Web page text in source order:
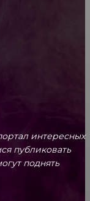
интересных
публиковать
поднять